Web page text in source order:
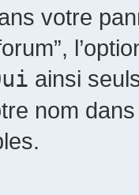
votre
ainsi
nom